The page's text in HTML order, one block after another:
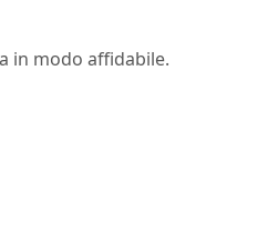
in modo affidabile.